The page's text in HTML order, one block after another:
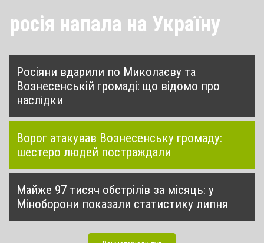
росія напала на Україну
Росіяни вдарили по Миколаєву та
Вознесенській громаді: що відомо про
наслідки
Ворог атакував Вознесенську громаду:
шестеро людей постраждали
Майже 97 тисяч обстрілів за місяць: у
Міноборони показали статистику липня